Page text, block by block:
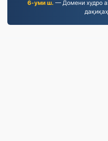
6-уми ш. — Домени худро